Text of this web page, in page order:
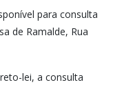
para consulta
de Ramalde, Rua
lei, a consulta